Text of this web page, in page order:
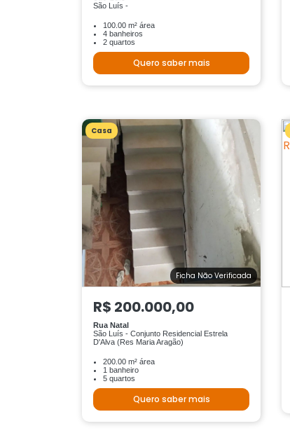
São Luís -
100.00 m² área
4 banheiros
2 quartos
Quero saber mais
Casa
Ficha Não Verificada
R$ 200.000,00
Rua Natal
São Luís - Conjunto Residencial Estrela
D'Alva (Res Maria Aragão)
200.00 m² área
1 banheiro
5 quartos
Quero saber mais